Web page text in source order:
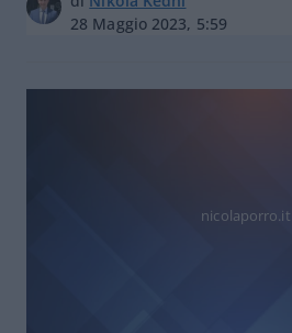
28 Maggio 2023, 5:59
nicolaporro.it